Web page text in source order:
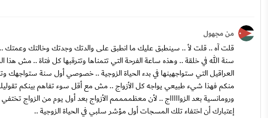
من مجهول
قلت آه .. قلت لأ .. سينطبق عليك ما انطبق على والدتك وجدتك وخالتك وعمتك ..
سنة الله في خلقة .. وهذه ساعة الفرحة التي تتمناها وتترقبها كل فتاة .. مش
العراقيل التي ستواجهينها في بدء الحياة الزوجية .. خصوصي أول سنة ستواجهك
منكم فهذا شيء طبيعي يواجه كل الأزواج .. مش مع أقل سوء تفاهم بينكم
ورومانسية بعد الزواااااج .. لأن معظممممم الأزواج بعد أول يوم من الزواج
إعتبارك أن اختفاء تلك المسجات أول مؤشر سلبي في الحياة الزوجية ..